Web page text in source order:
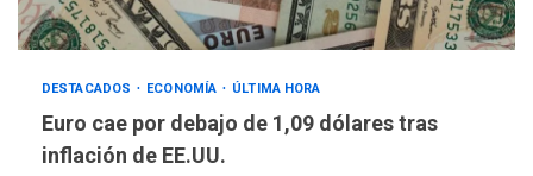
DESTACADOS ECONOMÍA ÚLTIMA HORA
Euro cae por debajo de 1,09 dólares tras
inflación de EE.UU.